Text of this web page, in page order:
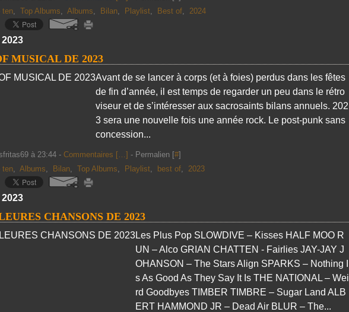
ten, Top Albums, Albums, Bilan, Playlist, Best of, 2024
MUSICAL DE 2023
Avant de se lancer à corps (et à foies) perdus dans les fêtes
de fin d’année, il est temps de regarder un peu dans le rétro
viseur et de s’intéresser aux sacrosaints bilans annuels. 202
3 sera une nouvelle fois une année rock. Le post-punk sans
concession...
à 23:44 - Commentaires […] - Permalien [#]
ten, Albums, Bilan, Top Albums, Playlist, best of, 2023
CHANSONS DE 2023
Les Plus Pop SLOWDIVE – Kisses HALF MOO R
UN – Alco GRIAN CHATTEN - Fairlies JAY-JAY J
OHANSON – The Stars Align SPARKS – Nothing I
s As Good As They Say It Is THE NATIONAL – Wei
rd Goodbyes TIMBER TIMBRE – Sugar Land ALB
ERT HAMMOND JR – Dead Air BLUR – The...